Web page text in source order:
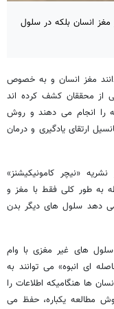
انسان بلکه در سلول
مغز انسان و به خصوص
از محققان کشف کرده اند
را انجام می دهند و روش
ارتقای یادگیری و درمان
«نیچر کامونیکیشنز»
به طور کلی فقط با مغز و
دهد سلول های دیگر بدن
های غیر مغزی با وام
ای انبوه» می توانند به
ها هنگامیکه اطلاعات را
مطالعه یکباره، حفظ می